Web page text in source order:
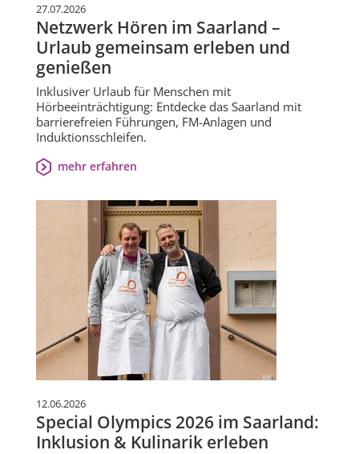
27.07.2026
Netzwerk Hören im Saarland –
Urlaub gemeinsam erleben und
genießen
Inklusiver Urlaub für Menschen mit
Hörbeeinträchtigung: Entdecke das Saarland mit
barrierefreien Führungen, FM-Anlagen und
Induktionsschleifen.
mehr erfahren
12.06.2026
Special Olympics 2026 im Saarland:
Inklusion & Kulinarik erleben